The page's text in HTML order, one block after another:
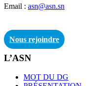
Email : asn@asn.sn
Nous rejoindre
L’ASN
MOT DU DG